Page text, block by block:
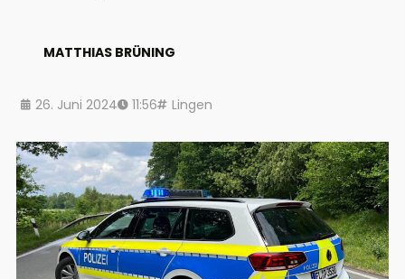
MATTHIAS BRÜNING
26. Juni 2024 11:56 Lingen